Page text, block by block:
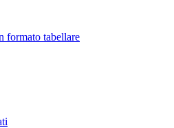
formato tabellare